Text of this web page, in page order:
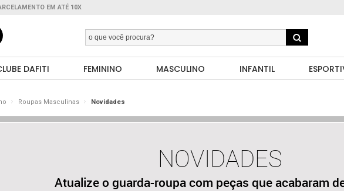
EM ATÉ 10X
DAFITI FEMININO MASCULINO INFANTIL
Roupas Masculinas Novidades
NOVIDADES
Atualize o guarda-roupa com peças que acabaram